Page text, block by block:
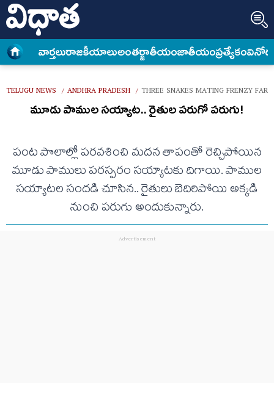
వార్త‌లురాజకీయాలుఅంత‌ర్జాతీయంజాతీయంప్రత్యేకం
TELUGU NEWS / ANDHRA PRADESH / THREE SNAKES MATING FRENZY
మూడు పాముల సయ్యాట.. రైతుల పరుగో పరుగు!
పంట పొలాల్లో పరవశించి మదన తాపంతో రెచ్చిపోయిన
మూడు పాములు పరస్పరం సయ్యాటకు దిగాయి. పాముల
సయ్యాటల సందడి చూసిన.. రైతులు బెదిరిపోయి అక్కడి
నుంచి పరుగు అందుకున్నారు.